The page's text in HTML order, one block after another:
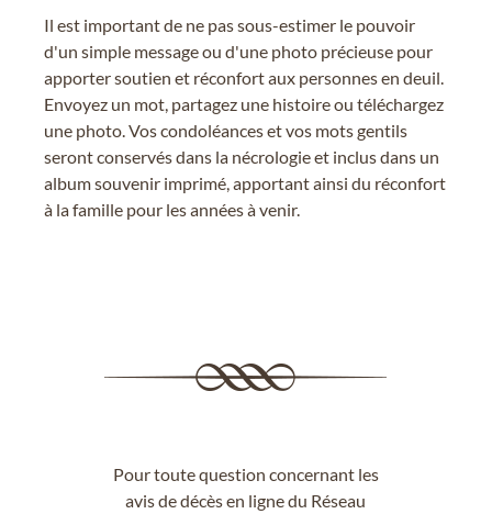
Il est important de ne pas sous-estimer le pouvoir
d'un simple message ou d'une photo précieuse pour
apporter soutien et réconfort aux personnes en deuil.
Envoyez un mot, partagez une histoire ou téléchargez
une photo. Vos condoléances et vos mots gentils
seront conservés dans la nécrologie et inclus dans un
album souvenir imprimé, apportant ainsi du réconfort
à la famille pour les années à venir.
Pour toute question concernant les
avis de décès en ligne du Réseau